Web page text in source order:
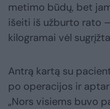
metimo būdų, bet
išeiti iš užburto rato
kilogramai vėl
Antrą kartą su
po operacijos ir
„Nors visiems buvo